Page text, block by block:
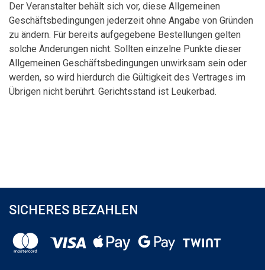
Der Veranstalter behält sich vor, diese Allgemeinen
Geschäftsbedingungen jederzeit ohne Angabe von Gründen
zu ändern. Für bereits aufgegebene Bestellungen gelten
solche Änderungen nicht. Sollten einzelne Punkte dieser
Allgemeinen Geschäftsbedingungen unwirksam sein oder
werden, so wird hierdurch die Gültigkeit des Vertrages im
Übrigen nicht berührt. Gerichtsstand ist Leukerbad.
SICHERES BEZAHLEN